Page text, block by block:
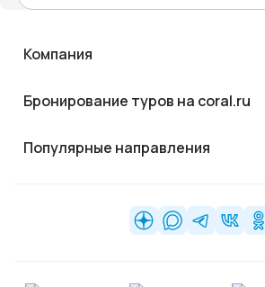
Компания
Бронирование туров на coral.ru
Популярные направления